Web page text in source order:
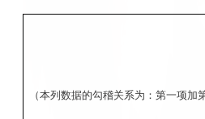
（本列数据的勾稽关系为：第一项加